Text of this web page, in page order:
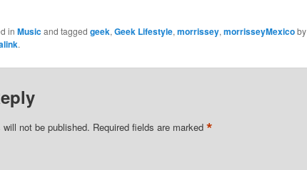
in Musicand tagged geek, Geek Lifestyle, morrissey, morrisseyMexicoby
.
not be published. Required fields are marked *